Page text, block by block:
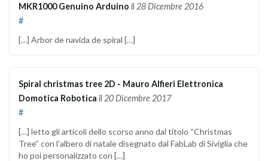
MKR1000 Genuino Arduino il 28 Dicembre 2016
#
[…] Arbor de navida de spiral […]
Spiral christmas tree 2D - Mauro Alfieri Elettronica
Domotica Robotica il 20 Dicembre 2017
#
[…] letto gli articoli dello scorso anno dal titolo “Christmas
Tree” con l’albero di natale disegnato dal FabLab di Siviglia che
ho poi personalizzato con […]